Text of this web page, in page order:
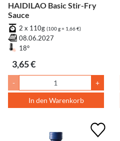
HAIDILAO Basic Stir-Fry
Sauce
2 x 110g (100 g = 1,66 €)
08.06.2027
18°
3,65 €
- +
In den Warenkorb